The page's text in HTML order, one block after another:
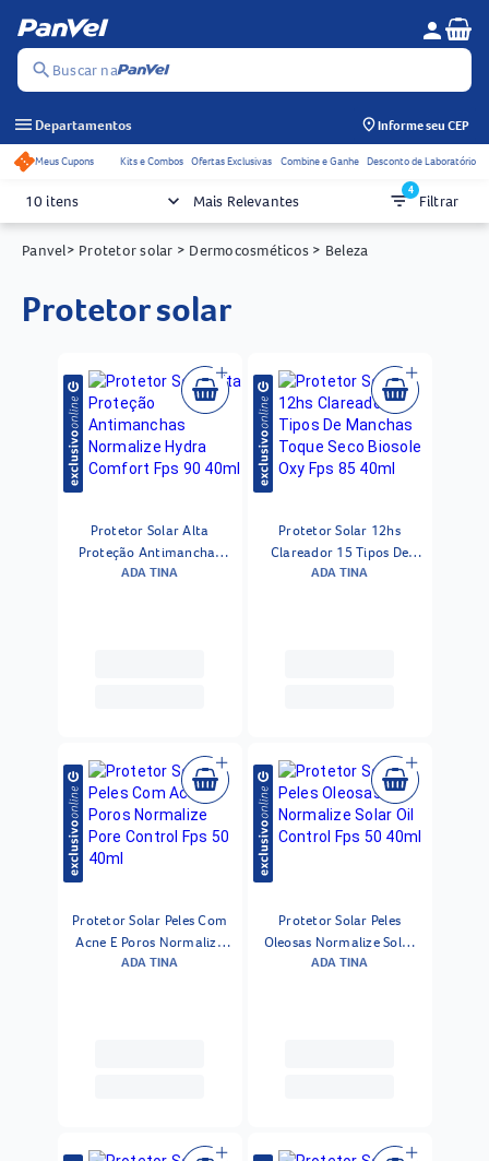
search Buscar na
Menu do
person
menu Departamentos Informe seu CEP
Acessos rápidos do cabeçalho
Meus Cupons Kits e Combos Ofertas Exclusivas Combine e Ganhe Desconto de Laboratório
10 itens keyboard_arrow_down Mais Relevantes filter_list4
Filtrar
Panvel> Protetor solar > Dermocosméticos > Beleza
protetor solar
Protetor Solar Alta
Proteção Antimanchas
Normalize Hydra Comfort
ADA TINA
Protetor Solar 12hs
Clareador 15 Tipos De
Manchas Toque Seco
ADA TINA
Protetor Solar Peles Com
Acne E Poros Normalize
Pore Control Fps 50 40ml
ADA TINA
Protetor Solar Peles
Oleosas Normalize Solar
Oil Control Fps 50 40ml
ADA TINA